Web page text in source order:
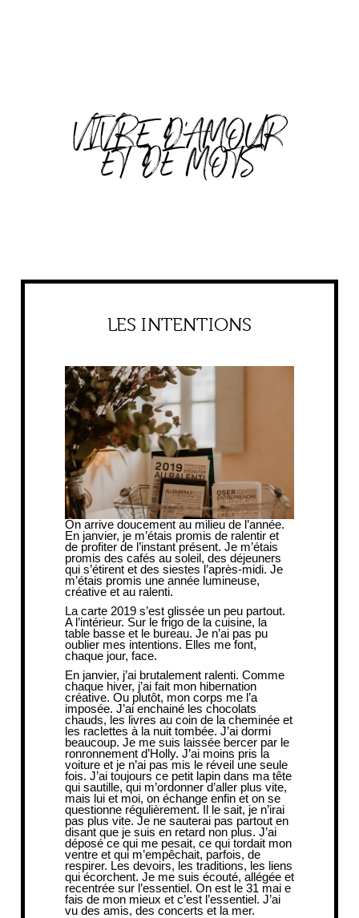
VIVRE D'AMOUR
ET DE MOTS
LES INTENTIONS
On arrive doucement au milieu de l’année.
En janvier, je m’étais promis de ralentir et
de profiter de l’instant présent. Je m’étais
promis des cafés au soleil, des déjeuners
qui s’étirent et des siestes l’après-midi. Je
m’étais promis une année lumineuse,
créative et au ralenti.
La carte 2019 s’est glissée un peu partout.
A l’intérieur. Sur le frigo de la cuisine, la
table basse et le bureau. Je n’ai pas pu
oublier mes intentions. Elles me font,
chaque jour, face.
En janvier, j’ai brutalement ralenti. Comme
chaque hiver, j’ai fait mon hibernation
créative. Ou plutôt, mon corps me l’a
imposée. J’ai enchainé les chocolats
chauds, les livres au coin de la cheminée et
les raclettes à la nuit tombée. J’ai dormi
beaucoup. Je me suis laissée bercer par le
ronronnement d’Holly. J’ai moins pris la
voiture et je n’ai pas mis le réveil une seule
fois. J’ai toujours ce petit lapin dans ma tête
qui sautille, qui m’ordonner d’aller plus vite,
mais lui et moi, on échange enfin et on se
questionne régulièrement. Il le sait, je n’irai
pas plus vite. Je ne sauterai pas partout en
disant que je suis en retard non plus. J’ai
déposé ce qui me pesait, ce qui tordait mon
ventre et qui m’empêchait, parfois, de
respirer. Les devoirs, les traditions, les liens
qui écorchent. Je me suis écouté, allégée et
recentrée sur l’essentiel. On est le 31 mai e
fais de mon mieux et c’est l’essentiel. J’ai
vu des amis, des concerts et la mer.